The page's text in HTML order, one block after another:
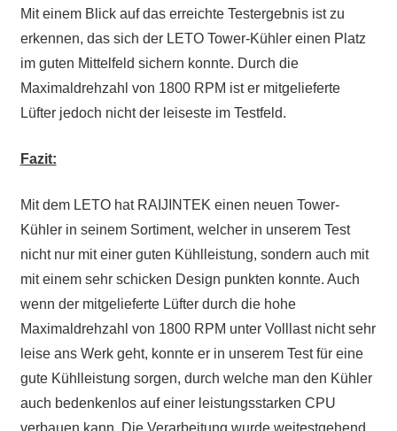
Mit einem Blick auf das erreichte Testergebnis ist zu
erkennen, das sich der LETO Tower-Kühler einen Platz
im guten Mittelfeld sichern konnte. Durch die
Maximaldrehzahl von 1800 RPM ist er mitgelieferte
Lüfter jedoch nicht der leiseste im Testfeld.
Fazit:
Mit dem LETO hat RAIJINTEK einen neuen Tower-
Kühler in seinem Sortiment, welcher in unserem Test
nicht nur mit einer guten Kühlleistung, sondern auch mit
mit einem sehr schicken Design punkten konnte. Auch
wenn der mitgelieferte Lüfter durch die hohe
Maximaldrehzahl von 1800 RPM unter Volllast nicht sehr
leise ans Werk geht, konnte er in unserem Test für eine
gute Kühlleistung sorgen, durch welche man den Kühler
auch bedenkenlos auf einer leistungsstarken CPU